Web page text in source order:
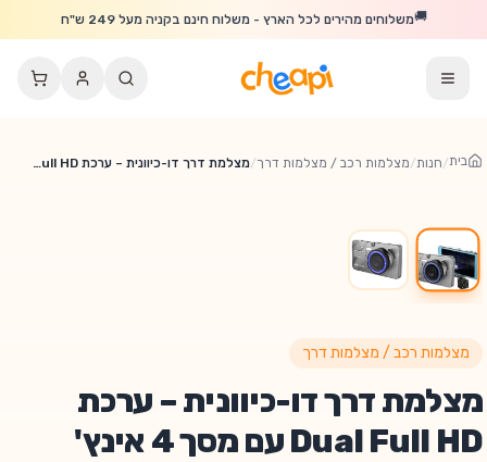
דלג לתוכן הראשי
🚚משלוחים מהירים לכל הארץ - משלוח חינם בקניה מעל 249 ש"ח
בית/חנות/מצלמות רכב / מצלמות דרך/ מצלמת דרך דו-כיוונית – ערכת Dual Full HD עם מסך 4 אינץ'
מצלמות רכב / מצלמות דרך
מצלמת דרך דו-כיוונית – ערכת
Dual Full HD עם מסך 4 אינץ'